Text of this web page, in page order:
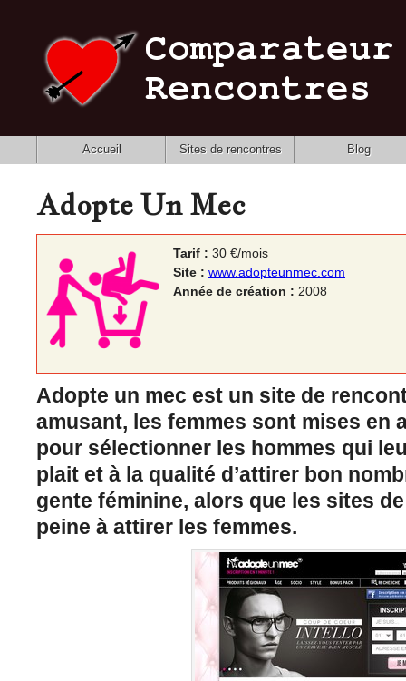
Accueil Sites de rencontres Blog
Adopte Un Mec
Tarif : 30 €/mois
Site : www.adopteunmec.com
Année de création : 2008
Adopte un mec est un site de
amusant, les femmes sont mises en
pour sélectionner les hommes qui
plait et à la qualité d’attirer bon
gente féminine, alors que les sites
peine à attirer les femmes.